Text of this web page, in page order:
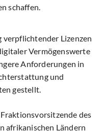
schaffen.
Lizenzen
Vermögenswerte
Anforderungen in
und
gestellt.
des
afrikanischen Ländern